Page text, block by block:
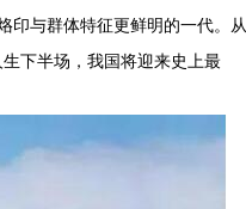
印与群体特征更鲜明的一代。从
下半场，我国将迎来史上最